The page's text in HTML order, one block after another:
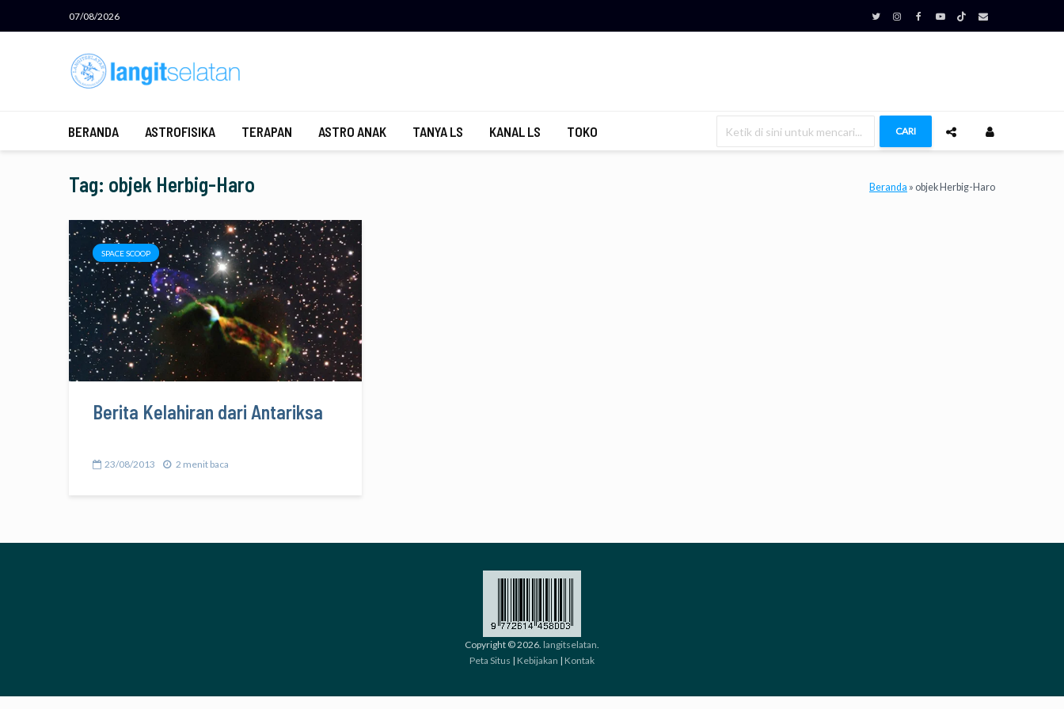
07/08/2026
BERANDA ASTROFISIKA TERAPAN ASTRO ANAK TANYA LS KANAL LS TOKO CARI
Tag: objek Herbig-Haro Beranda » objek Herbig-Haro
SPACE SCOOP
Berita Kelahiran dari Antariksa
23/08/2013 2 menit baca
Copyright © 2026. langitselatan.
Peta Situs | Kebijakan | Kontak